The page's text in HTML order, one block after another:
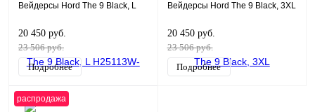
Вейдерсы Hord The 9 Black, L
20 450 руб.
23 506 руб.
Подробнее
Вейдерсы Hord The 9 Black, 3XL
20 450 руб.
23 506 руб.
Подробнее
распродажа